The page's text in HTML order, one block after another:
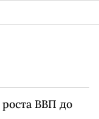
ВВП до